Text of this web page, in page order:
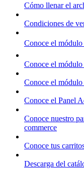
Cómo llenar el
Condiciones de
Conoce el
Conoce el módulo
Conoce el módulo
Conoce el Panel
Conoce nuestro
commerce
Conoce tus
Descarga del